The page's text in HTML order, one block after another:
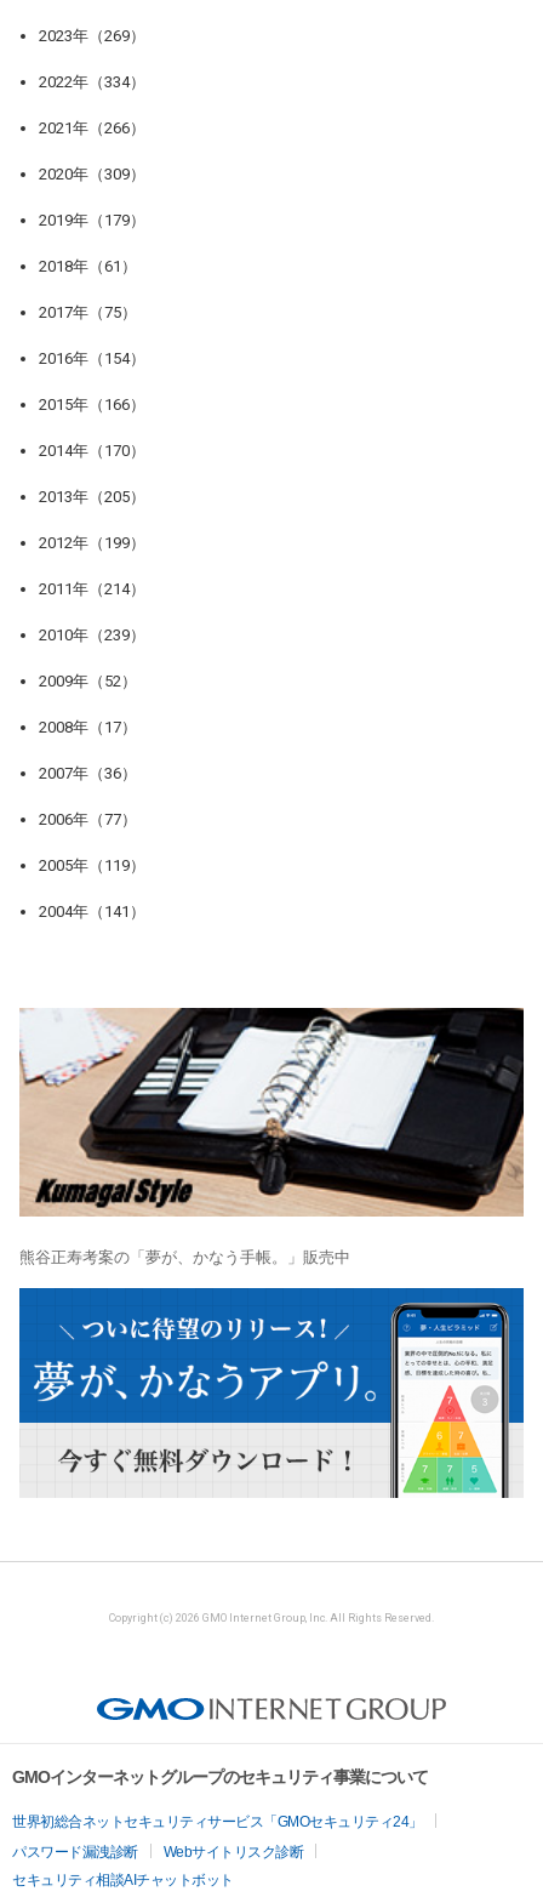
2023年（269）
2022年（334）
2021年（266）
2020年（309）
2019年（179）
2018年（61）
2017年（75）
2016年（154）
2015年（166）
2014年（170）
2013年（205）
2012年（199）
2011年（214）
2010年（239）
2009年（52）
2008年（17）
2007年（36）
2006年（77）
2005年（119）
2004年（141）
熊谷正寿考案の「夢が、かなう手帳。」販売中
Copyright (c) 2026 GMO Internet Group, Inc. All Rights Reserved.
GMOインターネットグループのセキュリティ事業について
世界初総合ネットセキュリティサービス「GMOセキュリティ24」
パスワード漏洩診断
Webサイトリスク診断
セキュリティ相談AIチャットボット